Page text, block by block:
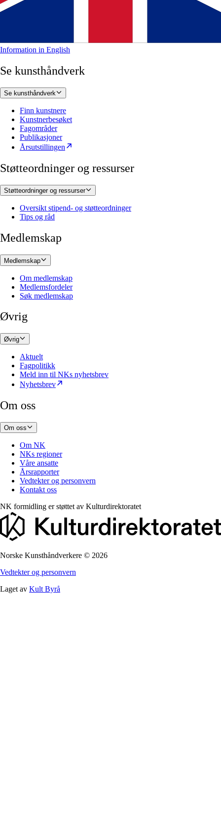
Information in English
Se kunsthåndverk
Se kunsthåndverk
Finn kunstnere
Kunstnerbesøket
Fagområder
Publikasjoner
Årsutstillingen
Støtteordninger og ressurser
Støtteordninger og ressurser
Oversikt stipend- og støtteordninger
Tips og råd
Medlemskap
Medlemskap
Om medlemskap
Medlemsfordeler
Søk medlemskap
Øvrig
Øvrig
Aktuelt
Fagpolitikk
Meld inn til NKs nyhetsbrev
Nyhetsbrev
Om oss
Om oss
Om NK
NKs regioner
Våre ansatte
Årsrapporter
Vedtekter og personvern
Kontakt oss
NK formidling er støttet av Kulturdirektoratet
Norske Kunsthåndverkere © 2026
Vedtekter og personvern
Laget av Kult Byrå